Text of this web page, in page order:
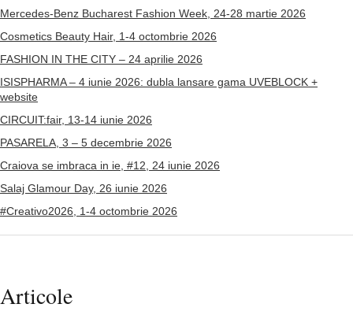
Mercedes-Benz Bucharest Fashion Week, 24-28 martie 2026
Cosmetics Beauty Hair, 1-4 octombrie 2026
FASHION IN THE CITY – 24 aprilie 2026
ISISPHARMA – 4 iunie 2026: dubla lansare gama UVEBLOCK +
website
CIRCUIT:fair, 13-14 iunie 2026
PASARELA, 3 – 5 decembrie 2026
Craiova se imbraca in ie, #12, 24 iunie 2026
Salaj Glamour Day, 26 iunie 2026
#Creativo2026, 1-4 octombrie 2026
Articole